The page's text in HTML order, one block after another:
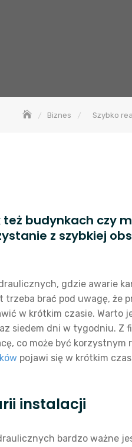
Biznes Szybko
budynkach czy
z szybkiej
gdzie awarie
trzeba brać pod uwagę,
w krótkim czasie. Warto
siedem dni w tygodniu.
co może być
pojawi się w krótkim
instalacji
bardzo ważne